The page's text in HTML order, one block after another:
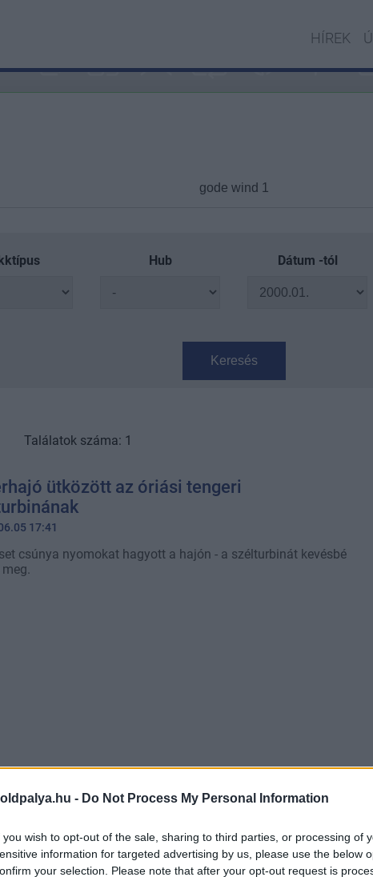
- Do Not Process My Personal Information
you wish to opt-out of the sale, sharing to third parties, or processing of
information for targeted advertising by us, please use the below
your selection. Please note that after your opt-out request is
HÍREK
Hub Dátum -tól
Keresés
Találatok száma: 1
ütközött az óriási tengeri
17:41
csúnya nyomokat hagyott a hajón - a szélturbinát kevésbé